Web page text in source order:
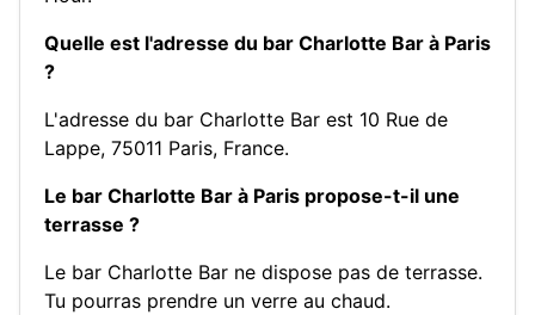
Quelle est l'adresse du bar Charlotte Bar à Paris
?
L'adresse du bar Charlotte Bar est 10 Rue de
Lappe, 75011 Paris, France.
Le bar Charlotte Bar à Paris propose-t-il une
terrasse ?
Le bar Charlotte Bar ne dispose pas de terrasse.
Tu pourras prendre un verre au chaud.